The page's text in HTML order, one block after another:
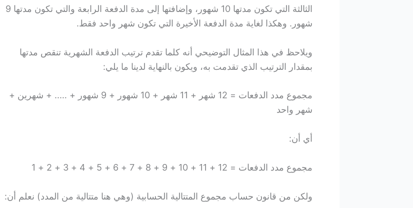
الثالثة التي تكون مدتها 10 شهور، وإضافتها إلى مدة الدفعة الرابعة والتي تكون مدتها 9
شهور. وهكذا لغاية مدة الدفعة الأخيرة التي تكون شهر واحد فقط.
ويلاحظ في هذا المثال التوضيحي أنه كلما تقدم ترتيب الدفعة الشهرية تنقص مدتها
بمقدار الترتيب الذي تقدمت به، ويكون بالنهاية لدينا ما يلي:
مجموع مدد الدفعات = 12 شهر + 11 شهر + 10 شهور + 9 شهور + ….. + شهرين +
شهر واحد
أي أن:
مجموع مدد الدفعات = 12 + 11 + 10 + 9 + 8 + 7 + 6 + 5 + 4 + 3 + 2 + 1
ولكن من قانون حساب مجموع المتتالية الحسابية (وهي هنا متتالية من المدد) نعلم أن: